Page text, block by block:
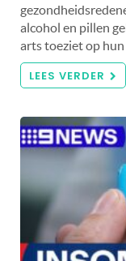
alcohol en pillen
arts toeziet op
LEES VERDER